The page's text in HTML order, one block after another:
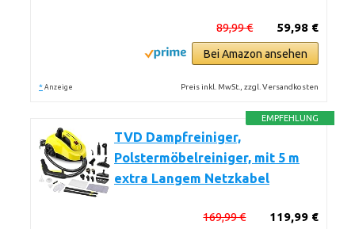
59,98 €
89,99 €
Bei Amazon ansehen
* Anzeige Preis inkl. MwSt., zzgl. Versandkosten
EMPFEHLUNG
TVD Dampfreiniger,
Polstermöbelreiniger, mit 5 m
extra Langem Netzkabel
119,99 €
169,99 €